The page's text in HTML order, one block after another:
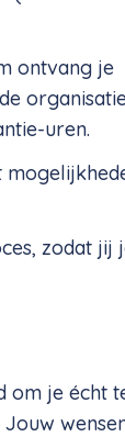
ontvang je
uren.
zodat jij
om je écht